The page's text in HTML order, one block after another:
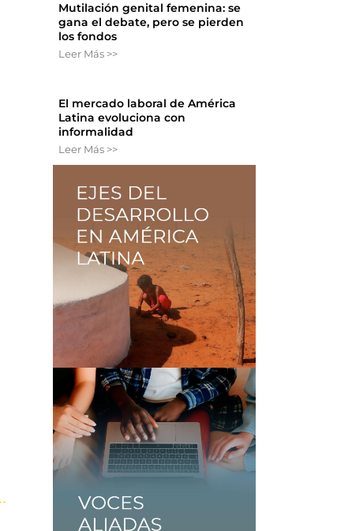
Mutilación genital femenina: se
gana el debate, pero se pierden
los fondos
Leer Más >>
El mercado laboral de América
Latina evoluciona con
informalidad
Leer Más >>